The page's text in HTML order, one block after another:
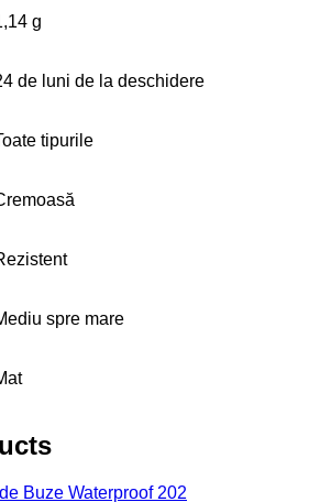
g
de luni de la deschidere
tipurile
spre mare